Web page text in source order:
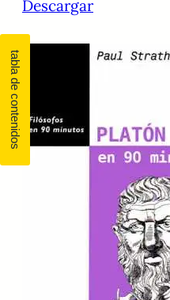
Descargar